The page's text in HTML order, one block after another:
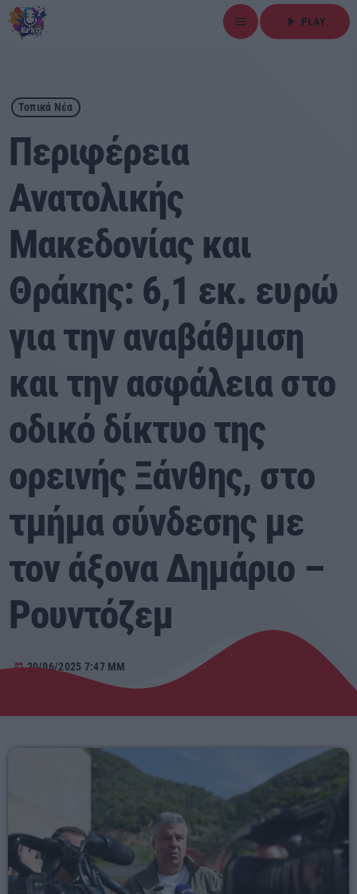
menu play_arrow PLAY
close
play_arrow ΕΡΚΟ
Αρχική
Εκπομπές
Ειδήσεις
Τοπικά Νέα
Αθλητικά
Αγροτικά
Τραγούδια της Θράκης
Προσεχείς
ΕΡΚΟ
15:00 - 23:40
Mixed by Giorgos
23:40 - 23:55
ΕΡΚΟ
Τοπικά Νέα
Περιφέρεια
Ανατολικής
Μακεδονίας και
Θράκης: 6,1 εκ. ευρώ
για την αναβάθμιση
και την ασφάλεια στο
οδικό δίκτυο της
ορεινής Ξάνθης, στο
τμήμα σύνδεσης με
τον άξονα Δημάριο –
Ρουντόζεμ
today 20/06/2025 7:47 ΜΜ